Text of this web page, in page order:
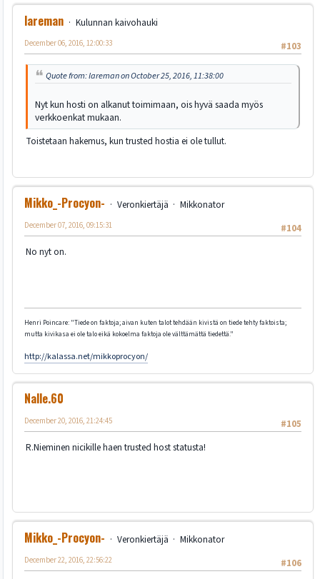
lareman
Kulunnan kaivohauki
#103
December 06, 2016, 12:00:33
Quote from: lareman on October 25, 2016, 11:38:00
Nyt kun hosti on alkanut toimimaan, ois hyvä saada myös
verkkoenkat mukaan.
Toistetaan hakemus, kun trusted hostia ei ole tullut.
Mikko_-Procyon- Veronkiertäjä
Mikkonator
#104
December 07, 2016, 09:15:31
No nyt on.
Henri Poincare: "Tiede on faktoja; aivan kuten talot tehdään kivistä on tiede tehty faktoista;
mutta kivikasa ei ole talo eikä kokoelma faktoja ole välttämättä tiedettä."
http://kalassa.net/mikkoprocyon/
Nalle.60
#105
December 20, 2016, 21:24:45
R.Nieminen nicikille haen trusted host statusta!
Mikko_-Procyon- Veronkiertäjä
Mikkonator
#106
December 22, 2016, 22:56:22